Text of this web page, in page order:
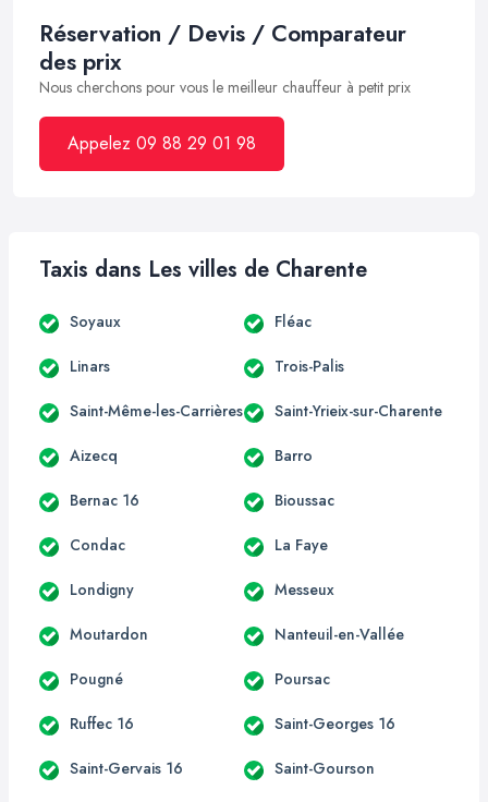
Réservation / Devis / Comparateur
des prix
Nous cherchons pour vous le meilleur chauffeur à petit prix
Appelez 09 88 29 01 98
Taxis dans Les villes de Charente
Soyaux Fléac
Linars Trois-Palis
Saint-Même-les-Carrières Saint-Yrieix-sur-Charente
Aizecq Barro
Bernac 16 Bioussac
Condac La Faye
Londigny Messeux
Moutardon Nanteuil-en-Vallée
Pougné Poursac
Ruffec 16 Saint-Georges 16
Saint-Gervais 16 Saint-Gourson